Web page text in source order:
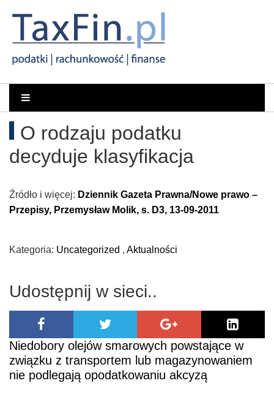
Rachunkowość,
Podatki,
VAT,
NSA
–
Taxfin.pl
Portal
dla
księgowych
O rodzaju podatku
decyduje klasyfikacja
Źródło i więcej: Dziennik Gazeta Prawna/Nowe prawo –
Przepisy, Przemysław Molik, s. D3, 13-09-2011
Kategoria: Uncategorized , Aktualności
Udostępnij w sieci..
Niedobory olejów smarowych powstające w
związku z transportem lub magazynowaniem
nie podlegają opodatkowaniu akcyzą